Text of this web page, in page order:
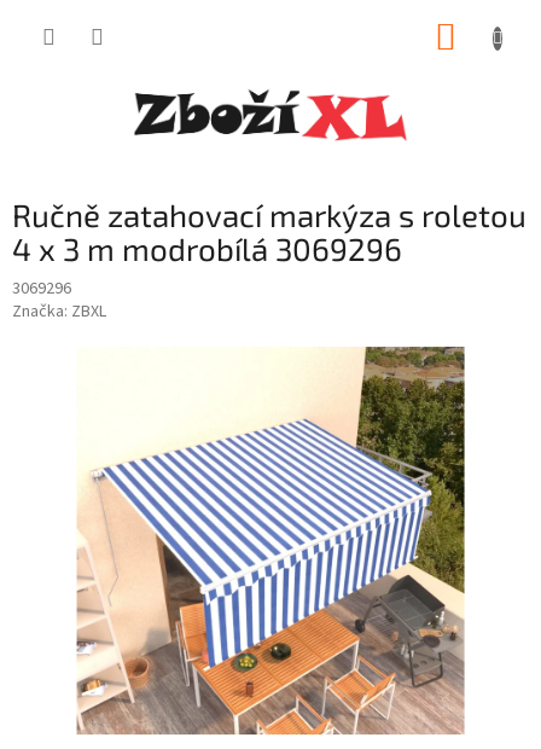
Ručně zatahovací markýza s roletou
4 x 3 m modrobílá 3069296
3069296
Značka: ZBXL